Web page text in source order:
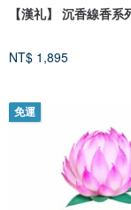
【漢礼】 沉香線香系
NT$ 1,895
免運